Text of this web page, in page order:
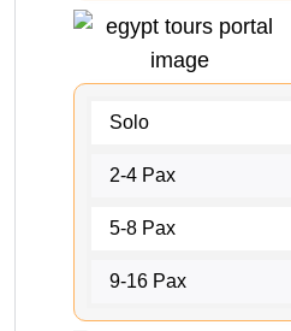
Solo
2-4 Pax
5-8 Pax
9-16 Pax